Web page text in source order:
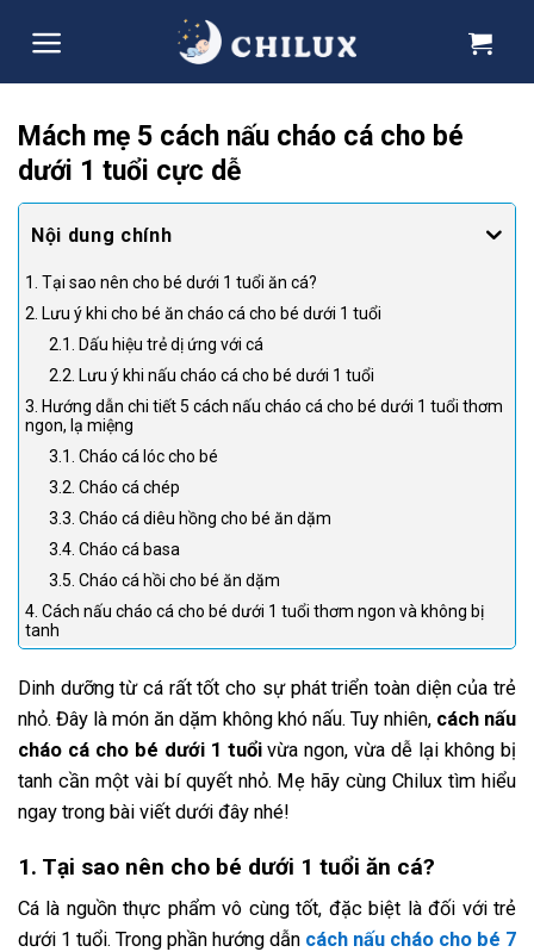
Mách mẹ 5 cách nấu cháo cá cho bé
dưới 1 tuổi cực dễ
1. Tại sao nên cho bé dưới 1 tuổi ăn cá?
2. Lưu ý khi cho bé ăn cháo cá cho bé dưới 1 tuổi
2.1. Dấu hiệu trẻ dị ứng với cá
2.2. Lưu ý khi nấu cháo cá cho bé dưới 1 tuổi
3. Hướng dẫn chi tiết 5 cách nấu cháo cá cho bé dưới 1 tuổi thơm
ngon, lạ miệng
3.1. Cháo cá lóc cho bé
3.2. Cháo cá chép
3.3. Cháo cá diêu hồng cho bé ăn dặm
3.4. Cháo cá basa
3.5. Cháo cá hồi cho bé ăn dặm
4. Cách nấu cháo cá cho bé dưới 1 tuổi thơm ngon và không bị
tanh
Dinh dưỡng từ cá rất tốt cho sự phát triển toàn diện của trẻ
nhỏ. Đây là món ăn dặm không khó nấu. Tuy nhiên, cách nấu
cháo cá cho bé dưới 1 tuổivừa ngon, vừa dễ lại không bị
tanh cần một vài bí quyết nhỏ. Mẹ hãy cùng Chilux tìm hiểu
ngay trong bài viết dưới đây nhé!
1. Tại sao nên cho bé dưới 1 tuổi ăn cá?
Cá là nguồn thực phẩm vô cùng tốt, đặc biệt là đối với trẻ
dưới 1 tuổi. Trong phần hướng dẫn cách nấu cháo cho bé 7